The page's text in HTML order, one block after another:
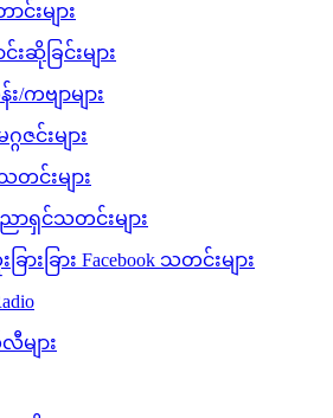
င်းများ
းဆိုခြင်းများ
ကဗျာများ
ဂဇင်းများ
င်းများ
ာရှင်သတင်းများ
ြားခြား Facebook သတင်းများ
များ